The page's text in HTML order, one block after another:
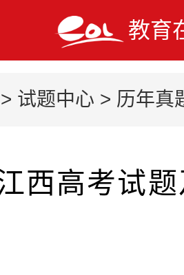
教育
> 试题中心 > 历年真
西高考试